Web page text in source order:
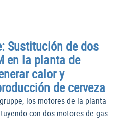
Sustitución de dos
en la planta de
calor y
de cerveza
los motores de la planta
con dos motores de gas